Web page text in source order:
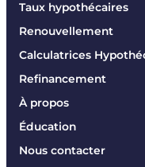
Taux hypothécaires
Renouvellement
Calculatrices
Refinancement
À propos
Éducation
Nous contacter